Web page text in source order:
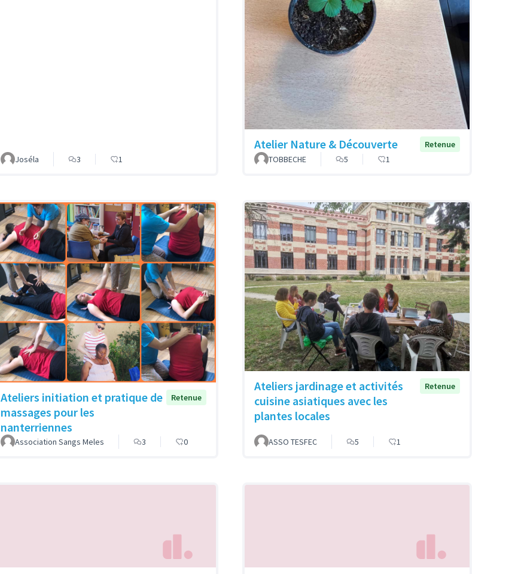
Joséla 3 1
Atelier Nature & Découverte
Retenue
TOBBECHE
5 1
Ateliers initiation et pratique de
massages pour les
nanterriennes
Retenue
Association Sangs Meles 3 0
Ateliers jardinage et activités
cuisine asiatiques avec les
plantes locales
Retenue
ASSO TESFEC 5 1